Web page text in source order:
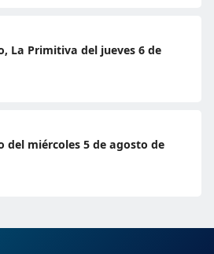
La Primitiva del jueves 6 de
del miércoles 5 de agosto de